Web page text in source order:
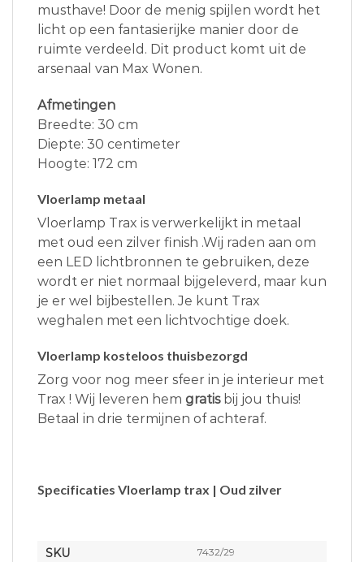
musthave! Door de menig spijlen wordt het
licht op een fantasierijke manier door de
ruimte verdeeld. Dit product komt uit de
arsenaal van Max Wonen.
Afmetingen
Breedte: 30 cm
Diepte: 30 centimeter
Hoogte: 172 cm
Vloerlamp metaal
Vloerlamp Trax is verwerkelijkt in metaal
met oud een zilver finish .Wij raden aan om
een LED lichtbronnen te gebruiken, deze
wordt er niet normaal bijgeleverd, maar kun
je er wel bijbestellen. Je kunt Trax
weghalen met een lichtvochtige doek.
Vloerlamp kosteloos thuisbezorgd
Zorg voor nog meer sfeer in je interieur met
Trax ! Wij leveren hem gratisbij jou thuis!
Betaal in drie termijnen of achteraf.
Specificaties Vloerlamp trax | Oud zilver
SKU 7432/29